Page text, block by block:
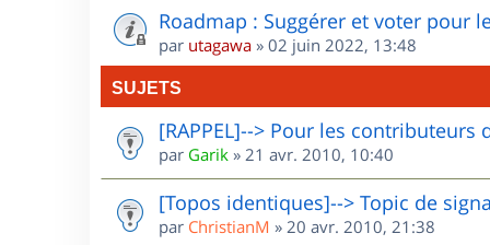
Roadmap : Suggérer et voter pour
par utagawa » 02 juin 2022, 13:48
SUJETS
[RAPPEL]--> Pour les contributeurs
par Garik » 21 avr. 2010, 10:40
[Topos identiques]--> Topic de
par ChristianM » 20 avr. 2010, 21:38